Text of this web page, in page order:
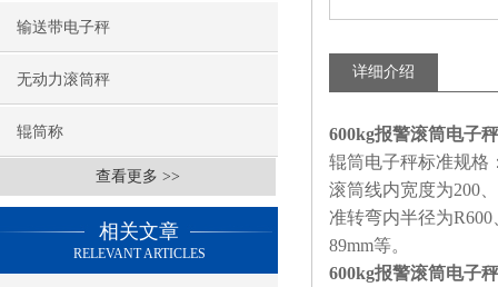
输送带电子秤
无动力滚筒秤
辊筒称
查看更多 >>
相关文章
RELEVANT ARTICLES
详细介绍
600kg报警滚筒电子
辊筒电子秤标准规格
滚筒线内宽度为200
准转弯内半径为
89mm等。
600kg报警滚筒电子秤